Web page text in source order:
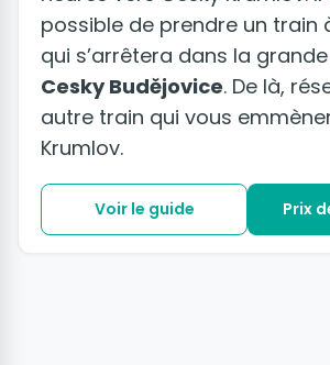
possible de prendre un train
qui s’arrêtera dans la
Cesky Budějovice. De là,
autre train qui vous
Krumlov.
Voir le guide Prix